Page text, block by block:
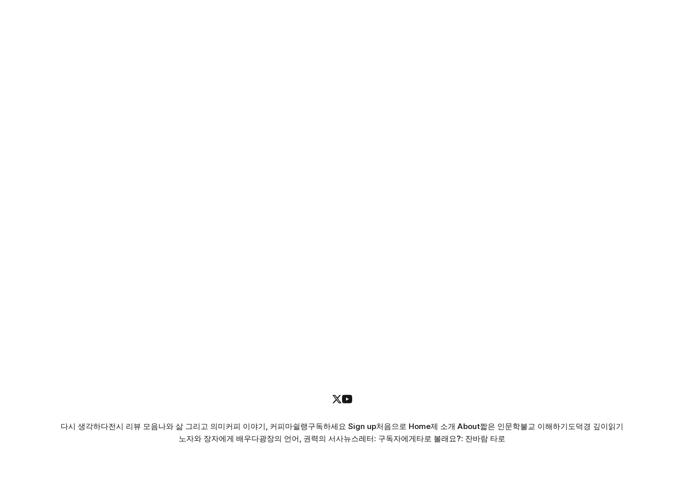
다시 생각하다전시 리뷰 모음나와 삶 그리고 의미커피 이야기, 커피마쉴랭구독하세요 Sign up처음으로 Home제 소개 About짧은 인문학불교 이해하기도덕경 깊이읽기
노자와 장자에게 배우다광장의 언어, 권력의 서사뉴스레터: 구독자에게타로 볼래요?: 잔바람 타로